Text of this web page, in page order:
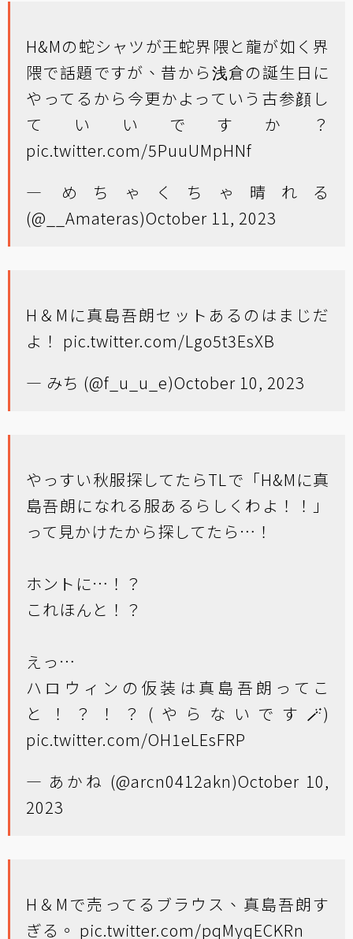
H&Mの蛇シャツが王蛇界隈と龍が如く界
隈で話題ですが、昔から浅倉の誕生日に
やってるから今更かよっていう古参顔し
ていいですか？
pic.twitter.com/5PuuUMpHNf
— めちゃくちゃ晴れる
(@__Amateras)October 11, 2023
H＆Mに真島吾朗セットあるのはまじだ
よ！ pic.twitter.com/Lgo5t3EsXB
— みち (@f_u_u_e)October 10, 2023
やっすい秋服探してたらTLで「H&Mに真
島吾朗になれる服あるらしくわよ！！」
って見かけたから探してたら…！
ホントに…！？
これほんと！？
えっ…
ハロウィンの仮装は真島吾朗ってこ
と！？！？(やらないです🪄)
pic.twitter.com/OH1eLEsFRP
— あかね (@arcn0412akn)October 10,
2023
H＆Mで売ってるブラウス、真島吾朗す
ぎる。 pic.twitter.com/pqMyqECKRn